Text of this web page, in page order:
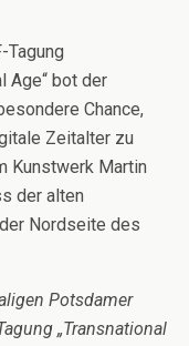
Tagung
Age“ bot der
Chance,
Zeitalter zu
Kunstwerk Martin
der alten
Nordseite des
Potsdamer
„Transnational